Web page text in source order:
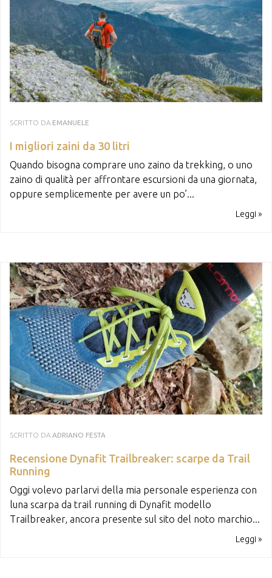
SCRITTO DA EMANUELE
I migliori zaini da 30 litri
Quando bisogna comprare uno zaino da trekking, o uno
zaino di qualità per affrontare escursioni da una giornata,
oppure semplicemente per avere un po’...
Leggi »
SCRITTO DA ADRIANO FESTA
Recensione Dynafit Trailbreaker: scarpe da Trail
Running
Oggi volevo parlarvi della mia personale esperienza con
luna scarpa da trail running di Dynafit modello
Trailbreaker, ancora presente sul sito del noto marchio...
Leggi »